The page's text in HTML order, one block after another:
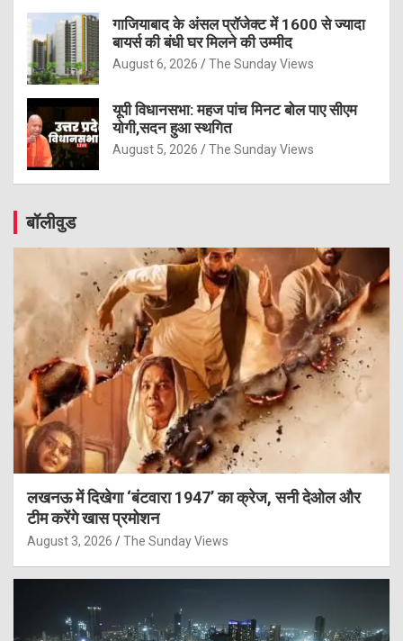
गाजियाबाद के अंसल प्रॉजेक्ट में 1600 से ज्यादा
बायर्स की बंधी घर मिलने की उम्मीद
August 6, 2026 The Sunday Views
यूपी विधानसभा: महज पांच मिनट बोल पाए सीएम
योगी,सदन हुआ स्थगित
August 5, 2026 The Sunday Views
बॉलीवुड
लखनऊ में दिखेगा ‘बंटवारा 1947’ का क्रेज, सनी देओल और
टीम करेंगे खास प्रमोशन
August 3, 2026 The Sunday Views